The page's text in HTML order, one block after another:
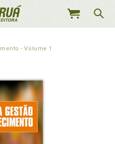
MEU
- Volume 1